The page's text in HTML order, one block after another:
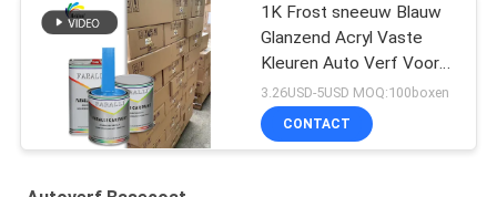
1K Frost sneeuw Blauw
Glanzend Acryl Vaste
Kleuren Auto Verf Voor
Gebruikte Auto
Karosserie Reparatie
3.26USD-5USD MOQ:100boxen
CONTACT